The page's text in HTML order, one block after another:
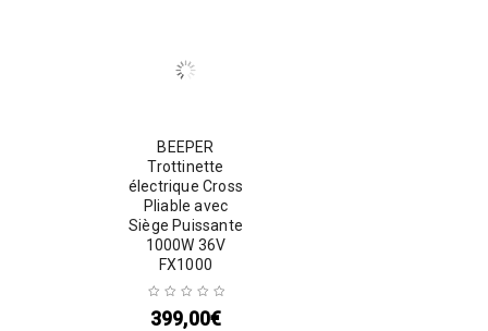
BEEPER
Trottinette
électrique Cross
Pliable avec
Siège Puissante
1000W 36V
FX1000
399,00€